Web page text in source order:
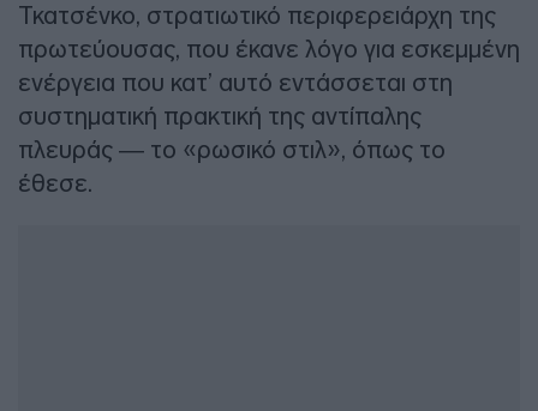
Τκατσένκο, στρατιωτικό περιφερειάρχη της
πρωτεύουσας, που έκανε λόγο για εσκεμμένη
ενέργεια που κατ’ αυτό εντάσσεται στη
συστηματική πρακτική της αντίπαλης
πλευράς — το «ρωσικό στιλ», όπως το
έθεσε.